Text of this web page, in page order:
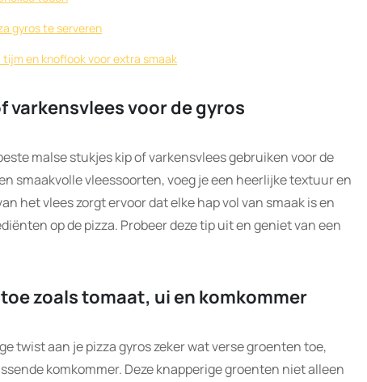
gyros te serveren
en knoflook voor extra smaak
varkensvlees voor de gyros
malse stukjes kip of varkensvlees gebruiken voor de
smaakvolle vleessoorten, voeg je een heerlijke textuur en
het vlees zorgt ervoor dat elke hap vol van smaak is en
op de pizza. Probeer deze tip uit en geniet van een
zoals tomaat, ui en komkommer
twist aan je pizza gyros zeker wat verse groenten toe,
komkommer. Deze knapperige groenten niet alleen